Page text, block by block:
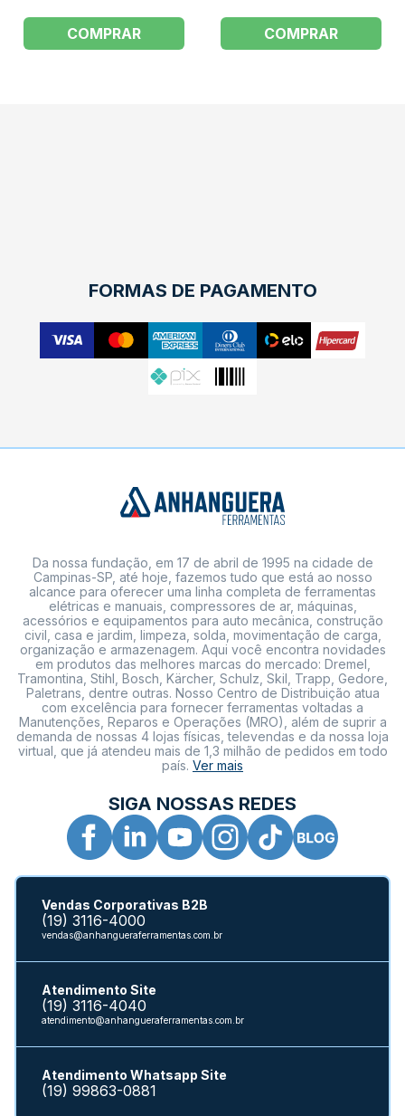
COMPRAR COMPRAR
FORMAS DE PAGAMENTO
Da nossa fundação, em 17 de abril de 1995 na cidade de
Campinas-SP, até hoje, fazemos tudo que está ao nosso
alcance para oferecer uma linha completa de ferramentas
elétricas e manuais, compressores de ar, máquinas,
acessórios e equipamentos para auto mecânica, construção
civil, casa e jardim, limpeza, solda, movimentação de carga,
organização e armazenagem. Aqui você encontra novidades
em produtos das melhores marcas do mercado: Dremel,
Tramontina, Stihl, Bosch, Kärcher, Schulz, Skil, Trapp, Gedore,
Paletrans, dentre outras. Nosso Centro de Distribuição atua
com excelência para fornecer ferramentas voltadas a
Manutenções, Reparos e Operações (MRO), além de suprir a
demanda de nossas 4 lojas físicas, televendas e da nossa loja
virtual, que já atendeu mais de 1,3 milhão de pedidos em todo
país. Ver mais
SIGA NOSSAS REDES
Vendas Corporativas B2B
(19) 3116-4000
vendas@anhangueraferramentas.com.br
Atendimento Site
(19) 3116-4040
atendimento@anhangueraferramentas.com.br
Atendimento Whatsapp Site
(19) 99863-0881